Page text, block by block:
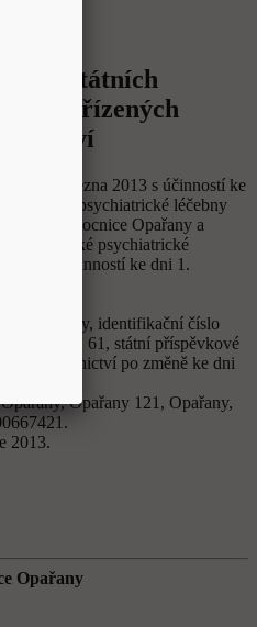
státních
zřízených
29. března 2013 s účinností ke
Dětské psychiatrické léčebny
nemocnice Opařany a
Dětské psychiatrické
2013 s účinností ke dni 1.
Opařany, identifikační číslo
PSČ 391 61, státní příspěvkové
zdravotnictví po změně ke dni
Opařany 121, Opařany,
2013.
Opařany